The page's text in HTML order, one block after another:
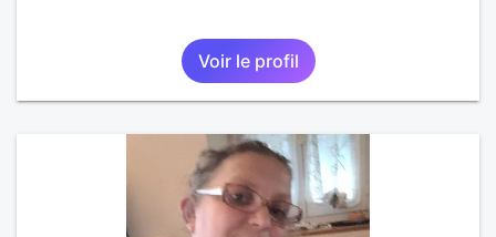
Voir le profil